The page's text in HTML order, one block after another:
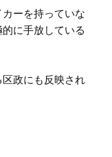
ーを持っていな
に手放している
政にも反映され